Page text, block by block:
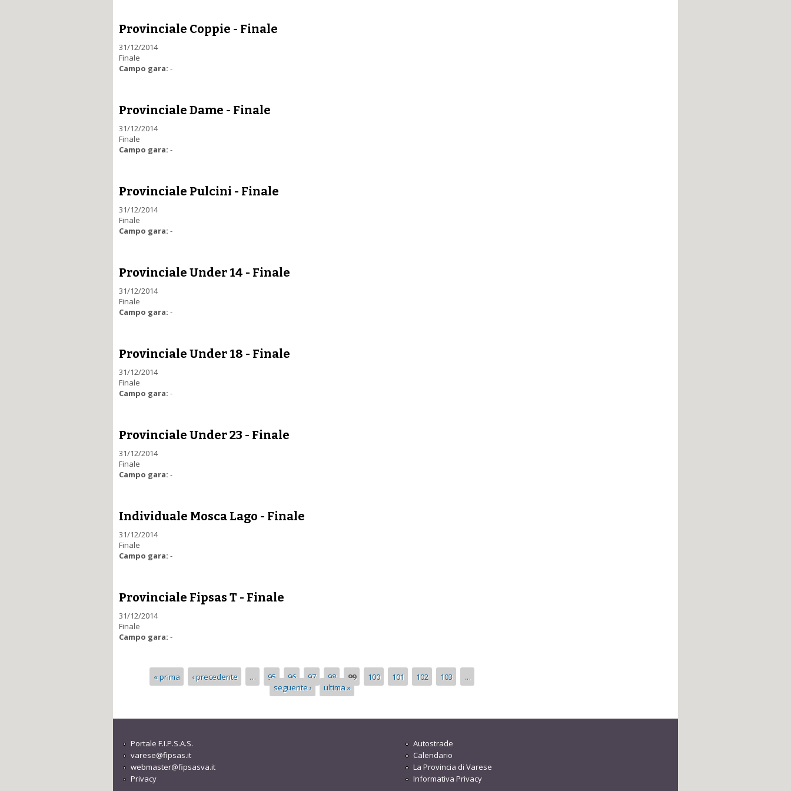
Provinciale Coppie - Finale
31/12/2014
Finale
Campo gara: -
Provinciale Dame - Finale
31/12/2014
Finale
Campo gara: -
Provinciale Pulcini - Finale
31/12/2014
Finale
Campo gara: -
Provinciale Under 14 - Finale
31/12/2014
Finale
Campo gara: -
Provinciale Under 18 - Finale
31/12/2014
Finale
Campo gara: -
Provinciale Under 23 - Finale
31/12/2014
Finale
Campo gara: -
Individuale Mosca Lago - Finale
31/12/2014
Finale
Campo gara: -
Provinciale Fipsas T - Finale
31/12/2014
Finale
Campo gara: -
Pagine« prima ‹ precedente … 95 96 97 98 99 100 101 102 103
…
seguente ›
ultima »
Portale F.I.P.S.A.S.
varese@fipsas.it
webmaster@fipsasva.it
Privacy
Autostrade
Calendario
La Provincia di Varese
Informativa Privacy